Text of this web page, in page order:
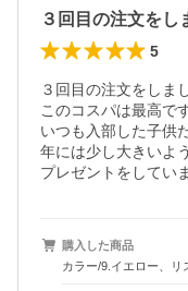
5
３回目の注文をしま
このコスパは最高です
いつも入部した子供
年には少し大きいよ
プレゼントをしてい
購入した商品
カラー/9.イエロー、リ